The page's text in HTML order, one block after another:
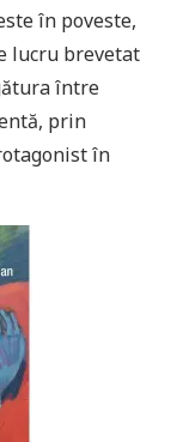
în poveste,
lucru brevetat
între
prin
în